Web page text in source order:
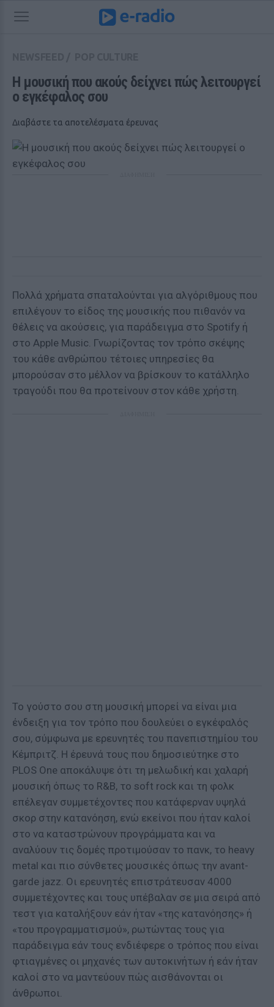
Η μουσική που ακούς δείχνει πώς λειτουργεί
ο εγκέφαλος σου
Διαβάστε τα αποτελέσματα έρευνας
Πολλά χρήματα σπαταλούνται για αλγόριθμους που
επιλέγουν το είδος της μουσικής που πιθανόν να
θέλεις να ακούσεις, για παράδειγμα στο Spotify ή
στο Apple Music. Γνωρίζοντας τον τρόπο σκέψης
του κάθε ανθρώπου τέτοιες υπηρεσίες θα
μπορούσαν στο μέλλον να βρίσκουν το κατάλληλο
τραγούδι που θα προτείνουν στον κάθε χρήστη.
Το γούστο σου στη μουσική μπορεί να είναι μια
ένδειξη για τον τρόπο που δουλεύει ο εγκέφαλός
σου, σύμφωνα με ερευνητές του πανεπιστημίου του
Κέμπριτζ. Η έρευνά τους που δημοσιεύτηκε στο
PLOS One αποκάλυψε ότι τη μελωδική και χαλαρή
μουσική όπως το R&B, το soft rock και τη φολκ
επέλεγαν συμμετέχοντες που κατάφερναν υψηλά
σκορ στην κατανόηση, ενώ εκείνοι που ήταν καλοί
στο να καταστρώνουν προγράμματα και να
αναλύουν τις δομές προτιμούσαν το πανκ, το heavy
metal και πιο σύνθετες μουσικές όπως την avant-
garde jazz. Οι ερευνητές επιστράτευσαν 4000
συμμετέχοντες και τους υπέβαλαν σε μια σειρά από
τεστ για καταλήξουν εάν ήταν «της κατανόησης» ή
«του προγραμματισμού», ρωτώντας τους για
παράδειγμα εάν τους ενδιέφερε ο τρόπος που είναι
φτιαγμένες οι μηχανές των αυτοκινήτων ή εάν ήταν
καλοί στο να μαντεύουν πώς αισθάνονται οι
άνθρωποι.